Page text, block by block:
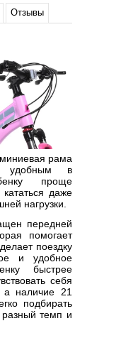
Отзывы
рама
удобным в
проще
даже
нагрузки.
передней
помогает
поездку
и удобное
быстрее
себя
а наличие 21
подбирать
темп и